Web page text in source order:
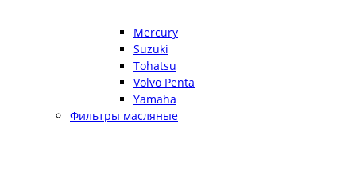
Mercury
Suzuki
Tohatsu
Volvo Penta
Yamaha
Фильтры масляные